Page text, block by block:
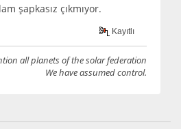
şapkasız çıkmıyor.
Kayıtlı
all planets of the solar federation
We have assumed control.